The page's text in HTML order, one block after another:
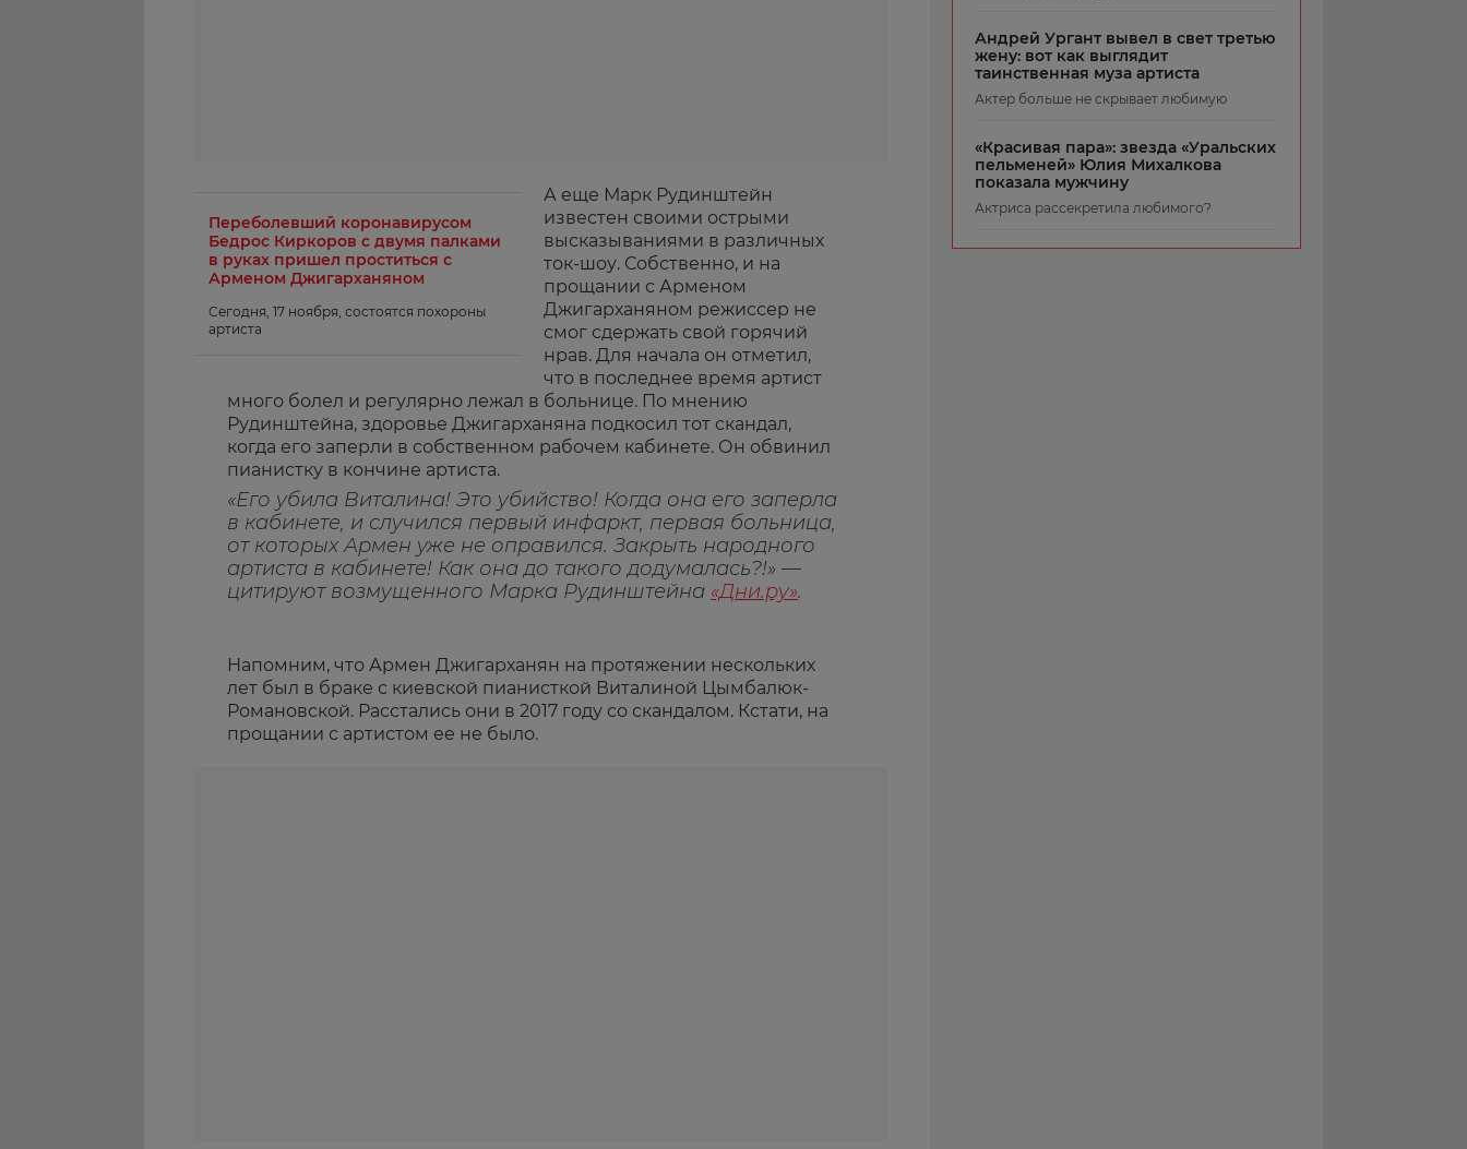
Переболевший коронавирусом
Бедрос Киркоров с двумя палками
в руках пришел проститься с
Арменом Джигарханяном
Сегодня, 17 ноября, состоятся похороны
артиста
А еще Марк Рудинштейн
известен своими острыми
высказываниями в различных
ток-шоу. Собственно, и на
прощании с Арменом
Джигарханяном режиссер не
смог сдержать свой горячий
нрав. Для начала он отметил,
что в последнее время артист
много болел и регулярно лежал в больнице. По мнению
Рудинштейна, здоровье Джигарханяна подкосил тот скандал,
когда его заперли в собственном рабочем кабинете. Он обвинил
пианистку в кончине артиста.
«Его убила Виталина! Это убийство! Когда она его заперла
в кабинете, и случился первый инфаркт, первая больница,
от которых Армен уже не оправился. Закрыть народного
артиста в кабинете! Как она до такого додумалась?!» —
цитируют возмущенного Марка Рудинштейна «Дни.ру».
Напомним, что Армен Джигарханян на протяжении нескольких
лет был в браке с киевской пианисткой Виталиной Цымбалюк-
Романовской. Расстались они в 2017 году со скандалом. Кстати, на
прощании с артистом ее не было.
Андрей Ургант вывел в свет третью
жену: вот как выглядит
таинственная муза артиста
Актер больше не скрывает любимую
«Красивая пара»: звезда «Уральских
пельменей» Юлия Михалкова
показала мужчину
Актриса рассекретила любимого?